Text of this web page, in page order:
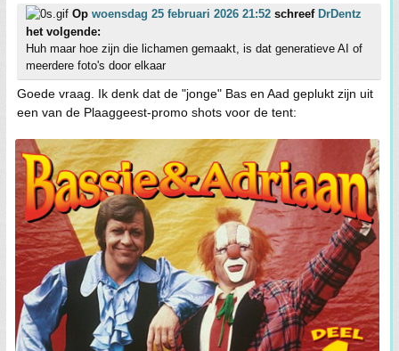
Op woensdag 25 februari 2026 21:52 schreef DrDentz
het volgende:
Huh maar hoe zijn die lichamen gemaakt, is dat generatieve AI of
meerdere foto's door elkaar
Goede vraag. Ik denk dat de "jonge" Bas en Aad geplukt zijn uit
een van de Plaaggeest-promo shots voor de tent: